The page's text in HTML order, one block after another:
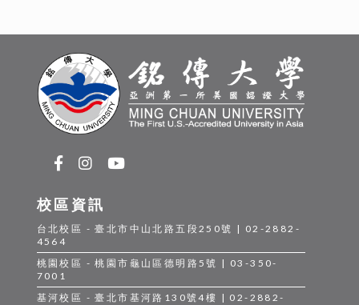
校區資訊
台北校區 - 臺北市中山北路五段250號 | 02-2882-
4564
桃園校區 - 桃園市龜山區德明路5號 | 03-350-
7001
基河校區 - 臺北市基河路130號4樓 | 02-2882-